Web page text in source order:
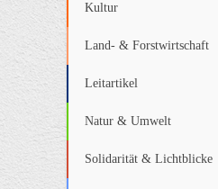
Kultur
Land- & Forstwirtschaft
Leitartikel
Natur & Umwelt
Solidarität & Lichtblicke